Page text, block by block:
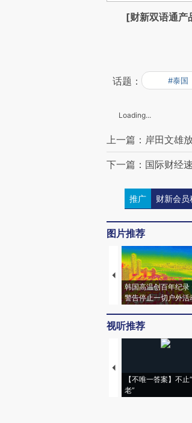
[财新双语通产
话题： #泰国
Loading...
上一篇：岸田文雄
下一篇：国际财经
推广 财新会员
图片推荐
韩国高温创百年纪录
警告停止一切户外活
视听推荐
【不唯一答案】不止
老”